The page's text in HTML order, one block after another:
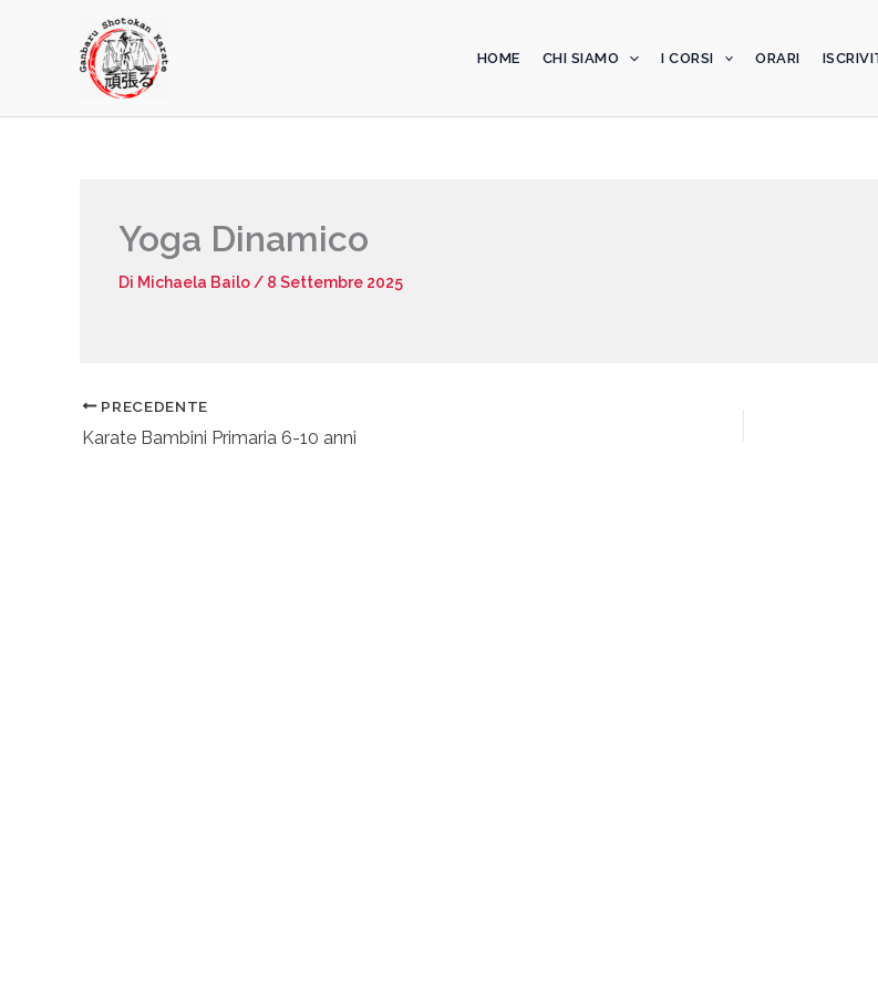
HOME CHI SIAMO I CORSI ORARI
Yoga Dinamico
Di Michaela Bailo / 8 Settembre 2025
PRECEDENTE
Karate Bambini Primaria 6-10 anni